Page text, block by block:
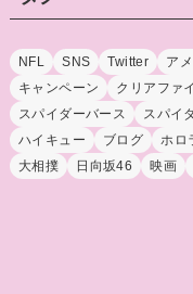
NFL SNS Twitter ア
キャンペーン
クリアファ
スパイダーバース
スパイ
ハイキュー
ブログ ホロ
大相撲
日向坂46 映画